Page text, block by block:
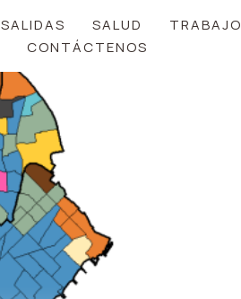
SALIDAS SALUD TRABAJO
CONTÁCTENOS